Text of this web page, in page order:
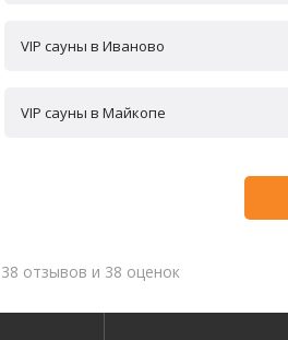
VIP сауны в Иваново
VIP сауны в Майкопе
отзывов и 38 оценок